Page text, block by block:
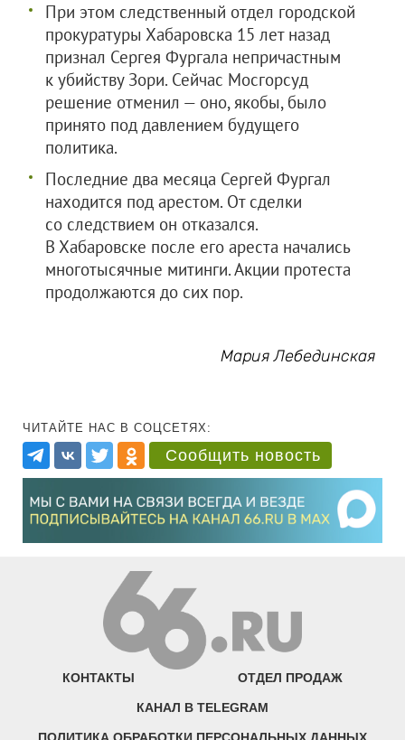
При этом следственный отдел городской
прокуратуры Хабаровска 15 лет назад
признал Сергея Фургала непричастным
к убийству Зори. Сейчас Мосгорсуд
решение отменил — оно, якобы, было
принято под давлением будущего
политика.
Последние два месяца Сергей Фургал
находится под арестом. От сделки
со следствием он отказался.
В Хабаровске после его ареста начались
многотысячные митинги. Акции протеста
продолжаются до сих пор.
Мария Лебединская
ЧИТАЙТЕ НАС В СОЦСЕТЯХ:
Сообщить новость
КОНТАКТЫ ОТДЕЛ ПРОДАЖ
КАНАЛ В TELEGRAM